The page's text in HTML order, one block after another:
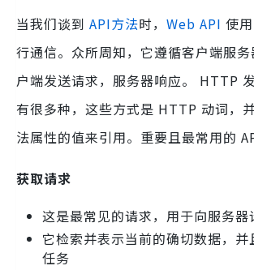
当我们谈到 API方法时， Web API 使用
行通信。众所周知，它遵循客户端服
户端发送请求，服务器响应。 HTTP
有很多种，这些方式是 HTTP 动词，
法属性的值来引用。重要且最常用的
获取请求
这是最常见的请求，用于向服务器
它检索并表示当前的确切数据，
任务